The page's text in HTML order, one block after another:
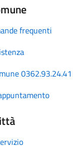
frequenti
0362.93.24.41